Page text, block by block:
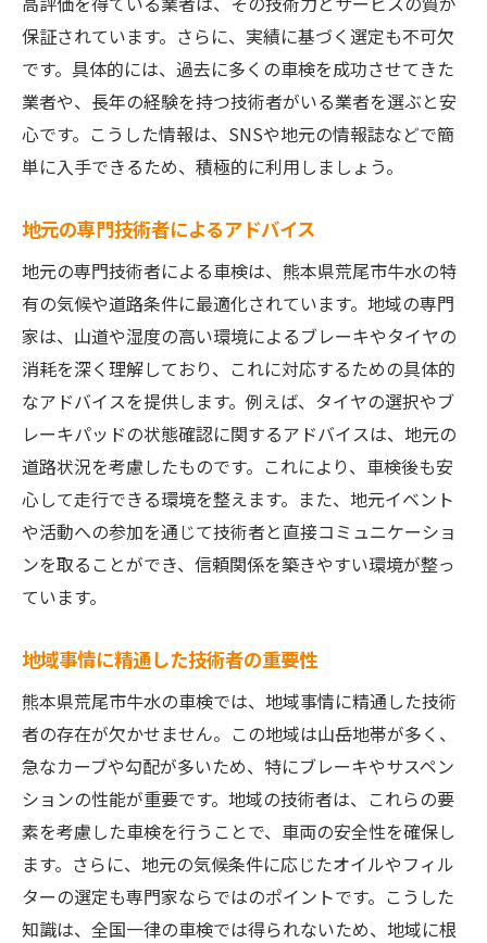
保証されています。さらに、実績に基づく選定も不可欠
です。具体的には、過去に多くの車検を成功させてきた
業者や、長年の経験を持つ技術者がいる業者を選ぶと安
心です。こうした情報は、SNSや地元の情報誌などで簡
単に入手できるため、積極的に利用しましょう。
地元の専門技術者によるアドバイス
地元の専門技術者による車検は、熊本県荒尾市牛水の特
有の気候や道路条件に最適化されています。地域の専門
家は、山道や湿度の高い環境によるブレーキやタイヤの
消耗を深く理解しており、これに対応するための具体的
なアドバイスを提供します。例えば、タイヤの選択やブ
レーキパッドの状態確認に関するアドバイスは、地元の
道路状況を考慮したものです。これにより、車検後も安
心して走行できる環境を整えます。また、地元イベント
や活動への参加を通じて技術者と直接コミュニケーショ
ンを取ることができ、信頼関係を築きやすい環境が整っ
ています。
地域事情に精通した技術者の重要性
熊本県荒尾市牛水の車検では、地域事情に精通した技術
者の存在が欠かせません。この地域は山岳地帯が多く、
急なカーブや勾配が多いため、特にブレーキやサスペン
ションの性能が重要です。地域の技術者は、これらの要
素を考慮した車検を行うことで、車両の安全性を確保し
ます。さらに、地元の気候条件に応じたオイルやフィル
ターの選定も専門家ならではのポイントです。こうした
知識は、全国一律の車検では得られないため、地域に根